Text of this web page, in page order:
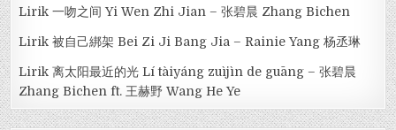
Lirik 一吻之间 Yi Wen Zhi Jian – 张碧晨 Zhang Bichen
Lirik 被自己綁架 Bei Zi Ji Bang Jia – Rainie Yang 杨丞琳
Lirik 离太阳最近的光 Lí tàiyáng zuìjìn de guāng – 张碧晨
Zhang Bichen ft. 王赫野 Wang He Ye